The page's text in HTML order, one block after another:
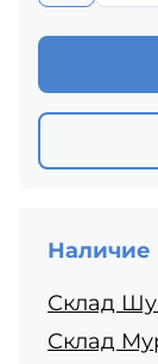
Наличие
Склад
Склад